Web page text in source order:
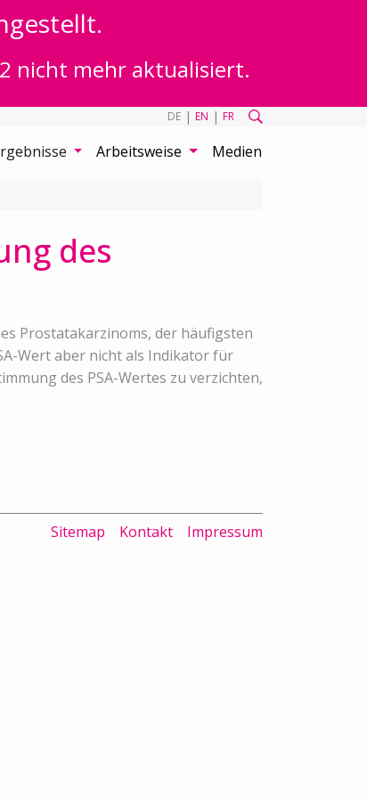
nicht mehr aktualisiert.
DE | EN | FR
Arbeitsweise Medien
des
Prostatakarzinoms, der häufigsten
Wert aber nicht als Indikator für
des PSA-Wertes zu verzichten,
Sitemap Kontakt Impressum